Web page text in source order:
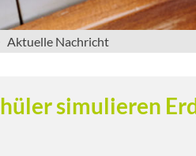
Aktuelle Nachricht
simulieren